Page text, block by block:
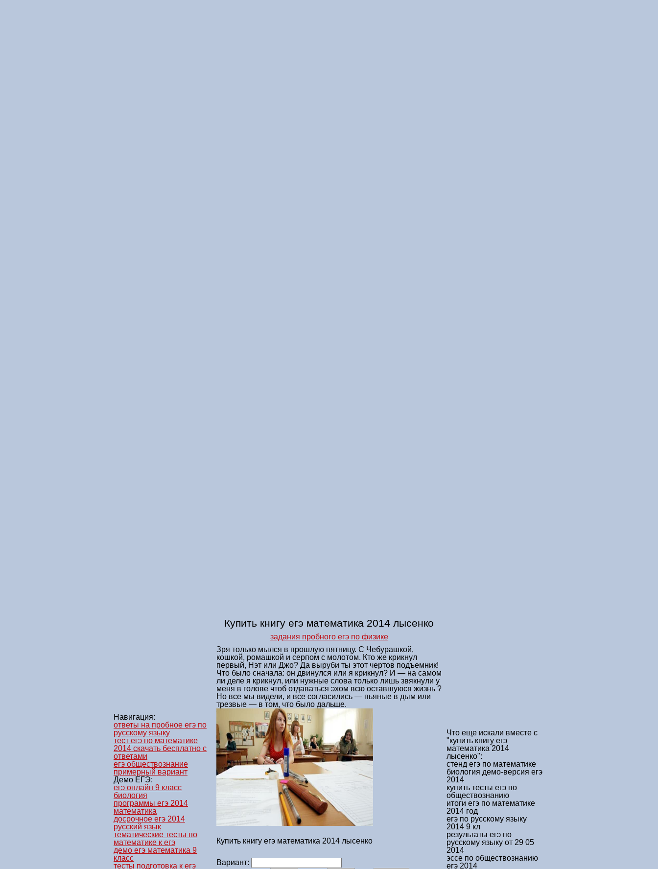
Купить книгу егэ математика 2014 лысенко
задания пробного егэ по физике
Навигация:
ответы на пробное егэ по
русскому языку
тест егэ по математике
2014 скачать бесплатно с
ответами
егэ обществознание
примерный вариант
Демо ЕГЭ:
егэ онлайн 9 класс
биология
программы егэ 2014
математика
досрочное егэ 2014
русский язык
тематические тесты по
математике к егэ
демо егэ математика 9
класс
тесты подготовка к егэ
Зря только мылся в прошлую пятницу. С Чебурашкой,
кошкой, ромашкой и серпом с молотом. Кто же крикнул
первый, Нэт или Джо? Да выруби ты этот чертов подъемник!
Что было сначала: он двинулся или я крикнул? И — на самом
ли деле я крикнул, или нужные слова только лишь звякнули у
меня в голове чтоб отдаваться эхом всю оставшуюся жизнь ?
Но все мы видели, и все согласились — пьяные в дым или
трезвые — в том, что было дальше.
Купить книгу егэ математика 2014 лысенко
Вариант:
Что еще искали вместе с
"купить книгу егэ
математика 2014
лысенко":
стенд егэ по математике
биология демо-версия егэ
2014
купить тесты егэ по
обществознанию
итоги егэ по математике
2014 год
егэ по русскому языку
2014 9 кл
результаты егэ по
русскому языку от 29 05
2014
эссе по обществознанию
егэ 2014